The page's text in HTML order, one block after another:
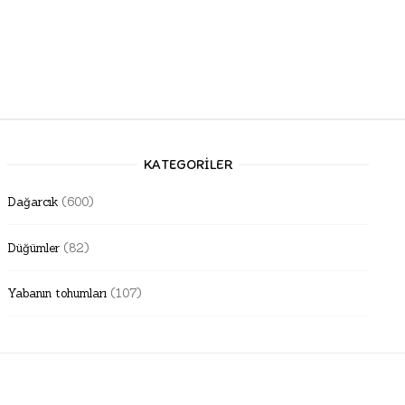
KATEGORILER
Dağarcık(600)
Düğümler(82)
Yabanın tohumları(107)